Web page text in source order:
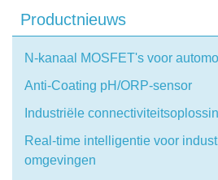
Productnieuws
N-kanaal MOSFET's voor
Anti-Coating pH/ORP-sensor
Industriële
Real-time intelligentie voor
omgevingen